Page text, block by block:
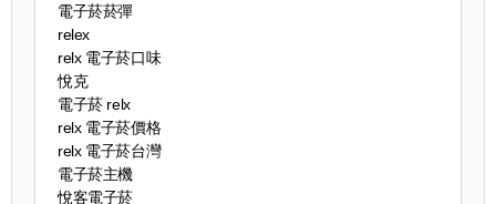
電子菸菸彈
relex
relx 電子菸口味
悅克
電子菸 relx
relx 電子菸價格
relx 電子菸台灣
電子菸主機
悅客電子菸